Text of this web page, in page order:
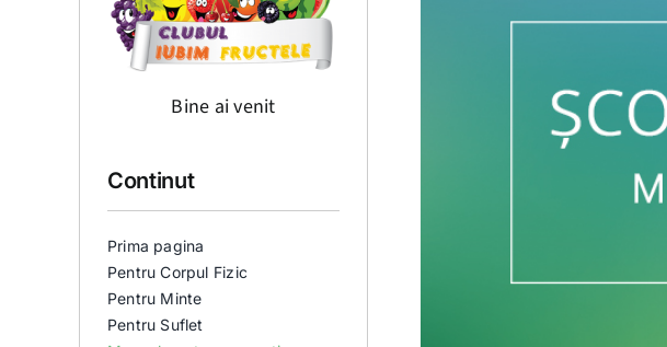
Bine ai venit
Continut
Prima pagina
Pentru Corpul Fizic
Pentru Minte
Pentru Suflet